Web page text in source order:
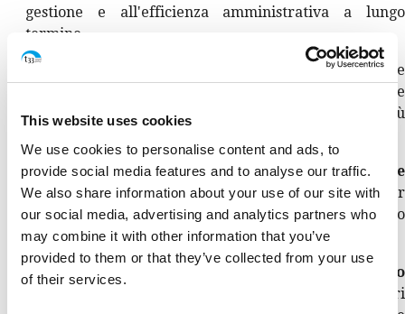
This website uses cookies
We use cookies to personalise content and ads, to
provide social media features and to analyse our traffic.
We also share information about your use of our site with
our social media, advertising and analytics partners who
may combine it with other information that you’ve
provided to them or that they’ve collected from your use
of their services.
gestione e all'efficienza amministrativa a lungo
termine.
Serve una riflessione strategica
per superare
l’inerzia del passato, adottare nuovi approcci e
rafforzare le capacità analitiche per una gestione più
Dovrebbe essere data priorità alle decisioni basate
sui dati, usando valutazioni e analisi ex ante per
determinare gli strumenti di sostegno idonei o
giustificare il non intervento.
Le soluzioni transfrontaliere meritano
, compresi gli organismi finanziari